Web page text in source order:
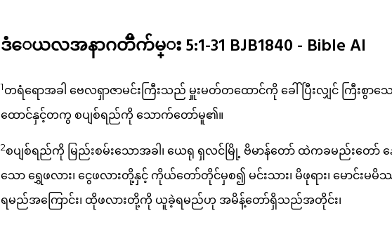
ဒံေယလအနာဂတၱိက်မ္း 5:1-31 BJB1840 - Bible AI
1တရံရောအခါ ဗေလရှာဇာမင်းကြီးသည် မှူးမတ်တထောင်ကို ခေါ်ပြီးလျှင် ကြီးစွာ
ထောင်နှင့်တကွ စပျစ်ရည်ကို သောက်တော်မူ၏။
2စပျစ်ရည်ကို မြည်းစမ်းသောအခါ၊ ယေရု ရှလင်မြို့ ဗိမာန်တော် ထဲကခမည်းတော်
သော ရွှေဖလား၊ ငွေဖလားတို့နှင့် ကိုယ်တော်တိုင်မှစ၍ မင်းသား၊ မိဖုရား၊ မောင်
ရမည်အကြောင်း၊ ထိုဖလားတို့ကို ယူခဲ့ရမည်ဟု အမိန့်တော်ရှိသည်အတိုင်း၊